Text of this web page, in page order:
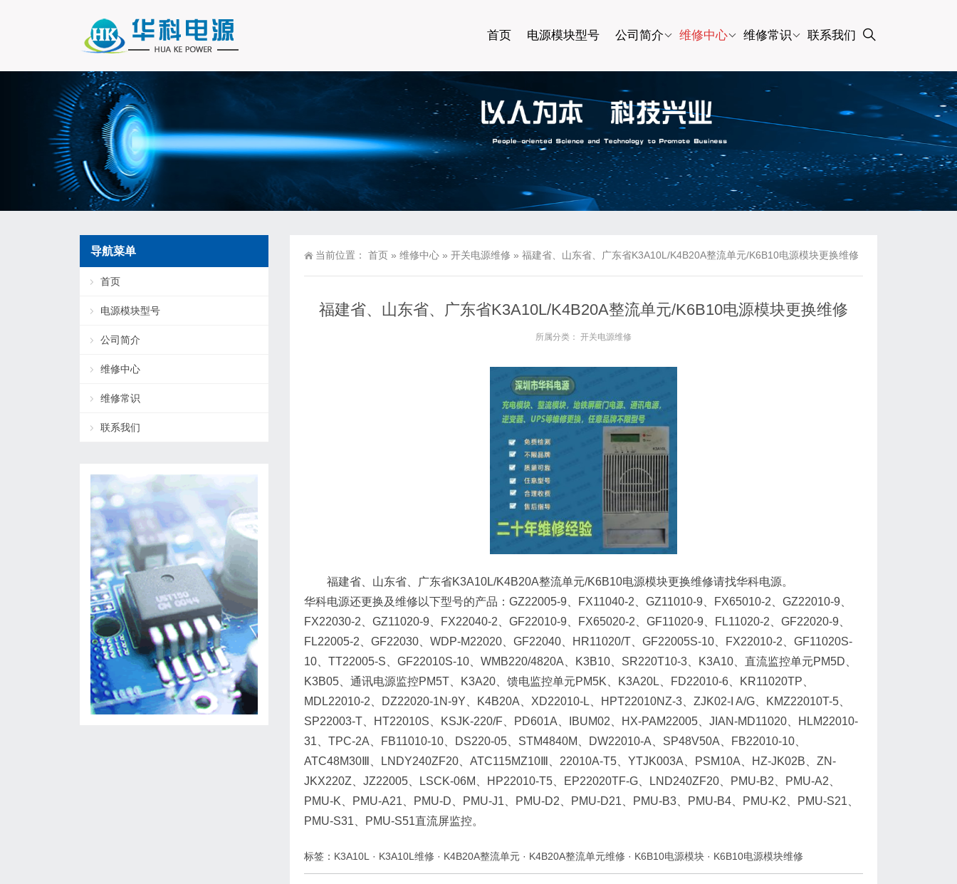
首页 电源模块型号 公司简介 维修中心 维修常识 联系我们
当前位置： 首页 » 维修中心 » 开关电源维修 » 福建省、山东省、广东省K3A10L/K4B20A整流单元/K6B10电源模块更换维修
福建省、山东省、广东省K3A10L/K4B20A整流单元/K6B10电源模块更换维修
所属分类： 开关电源维修
福建省、山东省、广东省K3A10L/K4B20A整流单元/K6B10电源模块更换维修请找华科电源。
华科电源还更换及维修以下型号的产品：GZ22005-9、FX11040-2、GZ11010-9、FX65010-2、GZ22010-9、
FX22030-2、GZ11020-9、FX22040-2、GF22010-9、FX65020-2、GF11020-9、FL11020-2、GF22020-9、
FL22005-2、GF22030、WDP-M22020、GF22040、HR11020/T、GF22005S-10、FX22010-2、GF11020S-
10、TT22005-S、GF22010S-10、WMB220/4820A、K3B10、SR220T10-3、K3A10、直流监控单元PM5D、
K3B05、通讯电源监控PM5T、K3A20、馈电监控单元PM5K、K3A20L、FD22010-6、KR11020TP、
MDL22010-2、DZ22020-1N-9Y、K4B20A、XD22010-L、HPT22010NZ-3、ZJK02-I A/G、KMZ22010T-5、
SP22003-T、HT22010S、KSJK-220/F、PD601A、IBUM02、HX-PAM22005、JIAN-MD11020、HLM22010-
31、TPC-2A、FB11010-10、DS220-05、STM4840M、DW22010-A、SP48V50A、FB22010-10、
ATC48M30Ⅲ、LNDY240ZF20、ATC115MZ10Ⅲ、22010A-T5、YTJK003A、PSM10A、HZ-JK02B、ZN-
JKX220Z、JZ22005、LSCK-06M、HP22010-T5、EP22020TF-G、LND240ZF20、PMU-B2、PMU-A2、
PMU-K、PMU-A21、PMU-D、PMU-J1、PMU-D2、PMU-D21、PMU-B3、PMU-B4、PMU-K2、PMU-S21、
PMU-S31、PMU-S51直流屏监控。
标签： K3A10L · K3A10L维修 · K4B20A整流单元 · K4B20A整流单元维修 · K6B10电源模块 · K6B10电源模块维修
导航菜单
首页
电源模块型号
公司简介
维修中心
维修常识
联系我们